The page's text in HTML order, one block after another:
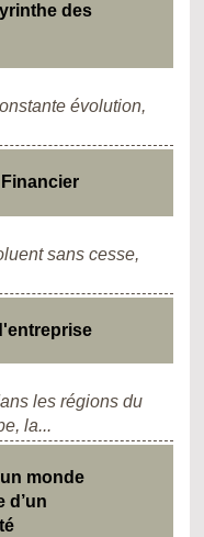
des
évolution,
sans cesse,
les régions du
la...
monde
d’un